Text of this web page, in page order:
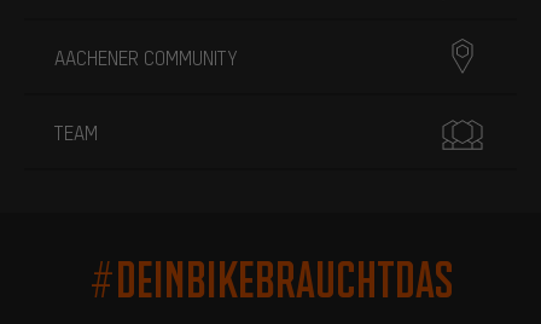
AACHENER COMMUNITY
TEAM
#DEINBIKEBRAUCHTDAS